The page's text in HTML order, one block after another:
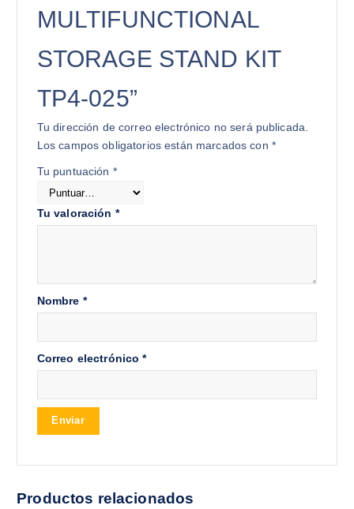
MULTIFUNCTIONAL
STORAGE STAND KIT
TP4-025”
Tu dirección de correo electrónico no será publicada.
Los campos obligatorios están marcados con *
Tu puntuación *
Tu valoración *
Nombre *
Correo electrónico*
Productos relacionados